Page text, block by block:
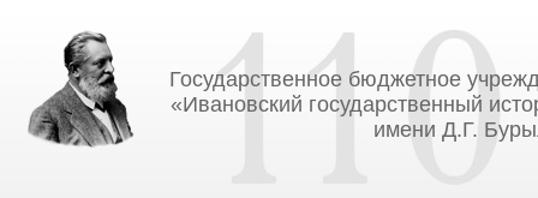
Государственное бюджетное
«Ивановский государственный
имени Д.Г.